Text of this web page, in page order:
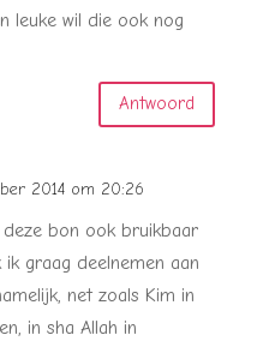
leuke wil die ook nog
Antwoord
2014 om 20:26
bon ook bruikbaar
graag deelnemen aan
net zoals Kim in
in sha Allah in